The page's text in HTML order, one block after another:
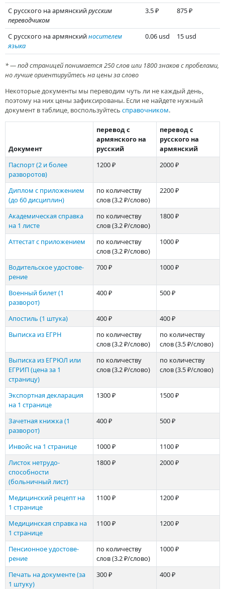
С русского на армянскийрусским
переводчиком
3.5 ₽ 875 ₽
С русского на армянскийносителем
языка
0.06 usd 15 usd
* — под страницей понимается 250 слов или 1800 знаков с пробелами,
но лучше ориентируйтесь на цены за слово
Некоторые документы мы переводим чуть ли не каждый день,
поэтому на них цены зафиксированы. Если не найдете нужный
документ в таблице, воспользуйтесь справочником.
Документ
перевод с
армянского на
русский
перевод с
русского на
армянский
Паспорт (2 и более
разворотов)
1200 ₽ 2000 ₽
Диплом с приложением
(до 60 дисциплин)
по количеству
слов(3.2 ₽/слово)
2200 ₽
Академи­ческая справка
на 1 листе
по количеству
слов(3.2 ₽/слово)
1800 ₽
Аттестат с приложением
по количеству
слов(3.2 ₽/слово)
1000 ₽
Водительское удостове­
рение
700 ₽ 1000 ₽
Военный билет (1
разворот)
400 ₽ 500 ₽
Апостиль (1 штука) 400 ₽
400 ₽
Выписка из ЕГРН
по количеству
слов(3.2 ₽/слово)
по количеству
слов(3.5 ₽/слово)
Выписка из ЕГРЮЛ или
ЕГРИП (цена за 1
страницу)
по количеству
слов(3.2 ₽/слово)
по количеству
слов(3.5 ₽/слово)
Экспортная декларация
на 1 странице
1300 ₽ 1500 ₽
Зачетная книжка (1
разворот)
400 ₽ 500 ₽
Инвойс на 1 странице 1000 ₽
1100 ₽
Листок нетрудо­
способности
(больничный лист)
1800 ₽ 2000 ₽
Медицинский рецепт на
1 странице
1100 ₽ 1200 ₽
Медицинская справка на
1 странице
1100 ₽ 1200 ₽
Пенсионное удостове­
рение
по количеству
слов(3.2 ₽/слово)
1000 ₽
Печать на документе (за
1 штуку)
300 ₽ 400 ₽